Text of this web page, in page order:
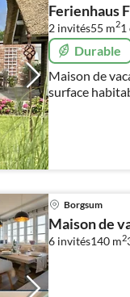
Ferienhaus
2 invités55 m21
Durable
Maison de
surface
manger avec
coucher
Borgsum
Maison de
6 invités140 m2